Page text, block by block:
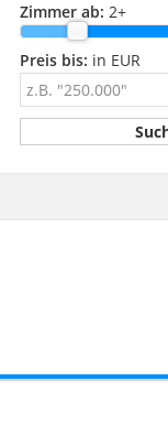
Zimmer ab: 2+
Preis bis: in EUR